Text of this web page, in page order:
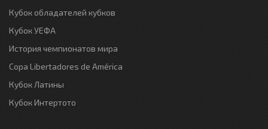
Кубок обладателей кубков
Кубок УЕФА
История чемпионатов мира
Copa Libertadores de América
Кубок Латины
Кубок Интертото